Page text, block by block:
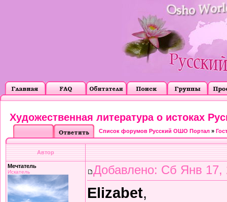
Художественная литература о истоках
Список форумов Русский ОШО Портал »
Автор
Мечтатель
Искатель Добавлено: Сб Янв 17,
Elizabet,